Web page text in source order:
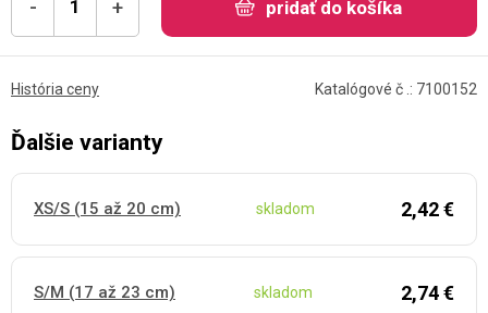
- + pridať do košíka
História ceny Katalógové č .: 7100152
Ďalšie varianty
XS/S (15 až 20 cm) skladom 2,42 €
S/M (17 až 23 cm) skladom 2,74 €